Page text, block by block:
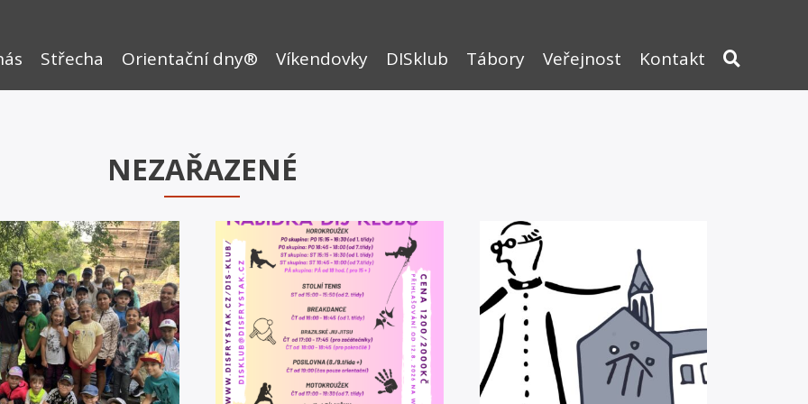
Střecha Orientační dny® Víkendovky DISklub Tábory Veřejnost Kontakt
NEZAŘAZENÉ